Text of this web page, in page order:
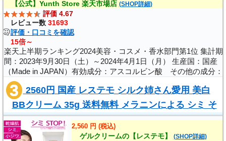
両備ビル5F
品川スキンクリニック 福岡院
〒810-0021 福岡県福岡市中央区中央区今泉１丁目２
０ 今泉１丁目２０−２ 天神MENTビル2F
品川スキンクリニック 熊本院
熊本県熊本市中央区紺屋今町1-1
シティ12ビル5F
【公式】Yunth Store 楽天市場店 (SHOP詳細)
評価 4.67
レビュー数31693
評価・口コミを確認
15倍～
楽天上半期ランキング2024美容・コスメ・香水部門第1位 集計期
間：2023年9月30日（土）～2024年4月1日（月） 生産国：国産
（Made in JAPAN）有効成分：アスコルビン酸 その他の成分：
プロピレングリコール素材タイプ：クルエルティーフリー 防腐
剤フリー 鉱物油フリー 石油..
2560円 国産 レステモ シルク姉さん愛用 美白
BBクリーム 35g 送料無料 メラニンによる シミ そ
ばかす を防ぎ 30秒で しみ シワ を隠す..
2,560 円 (税込)
ゲルクリームの【レステモ】 (SHOP詳細)